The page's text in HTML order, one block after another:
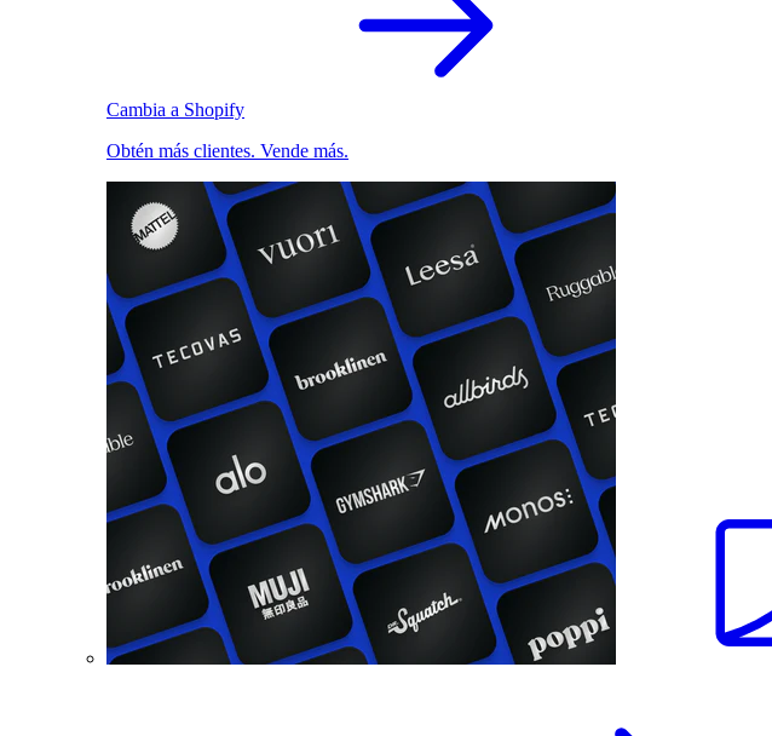
Cambia a Shopify
Obtén más clientes. Vende más.